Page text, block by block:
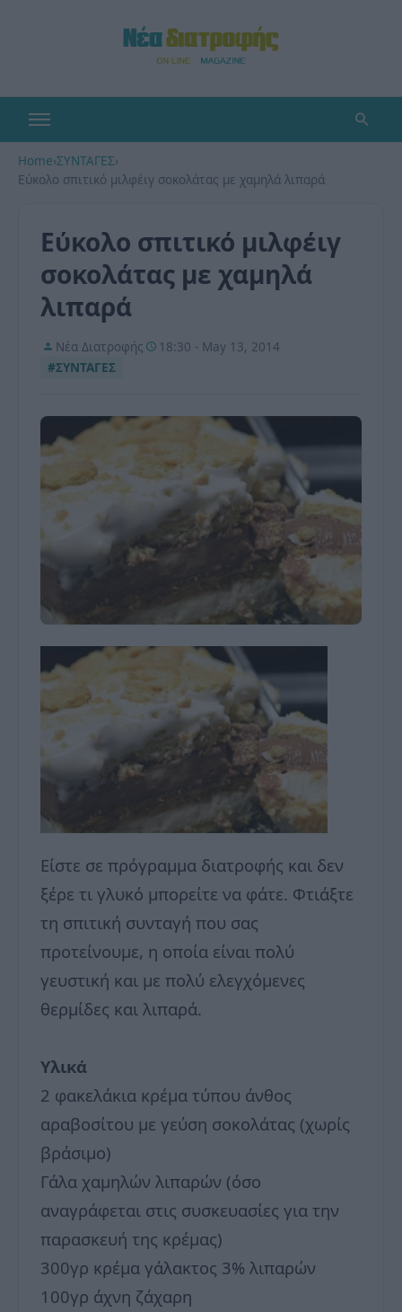
Home›ΣΥΝΤΑΓΕΣ›
Εύκολο σπιτικό μιλφέιγ σοκολάτας με χαμηλά λιπαρά
Εύκολο σπιτικό μιλφέιγ
σοκολάτας με χαμηλά
λιπαρά
Νέα Διατροφής
18:30 - May 13, 2014
#ΣΥΝΤΑΓΕΣ
Είστε σε πρόγραμμα διατροφής και δεν
ξέρε τι γλυκό μπορείτε να φάτε. Φτιάξτε
τη σπιτική συνταγή που σας
προτείνουμε, η οποία είναι πολύ
γευστική και με πολύ ελεγχόμενες
θερμίδες και λιπαρά.
Υλικά
2 φακελάκια κρέμα τύπου άνθος
αραβοσίτου με γεύση σοκολάτας (χωρίς
βράσιμο)
Γάλα χαμηλών λιπαρών (όσο
αναγράφεται στις συσκευασίες για την
παρασκευή της κρέμας)
300γρ κρέμα γάλακτος 3% λιπαρών
100γρ άχνη ζάχαρη